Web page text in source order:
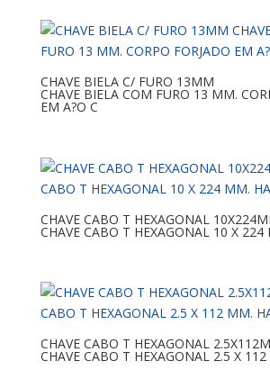
CHAVE BIELA C/ FURO 13MM
CHAVE BIELA COM FURO 13 MM.
EM A?O C
CHAVE CABO T HEXAGONAL
CHAVE CABO T HEXAGONAL 10 X 224
CHAVE CABO T HEXAGONAL
CHAVE CABO T HEXAGONAL 2.5 X